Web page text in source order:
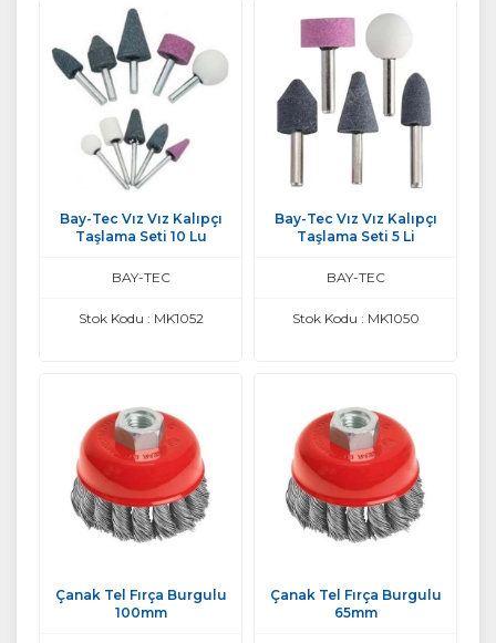
Bay-Tec Vız Vız Kalıpçı
Taşlama Seti 10 Lu
BAY-TEC
Stok Kodu : MK1052
Bay-Tec Vız Vız Kalıpçı
Taşlama Seti 5 Li
BAY-TEC
Stok Kodu : MK1050
Çanak Tel Fırça Burgulu
100mm
Çanak Tel Fırça Burgulu
65mm